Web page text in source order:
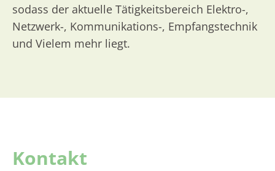
sodass der aktuelle Tätigkeitsbereich Elektro-,
Netzwerk-, Kommunikations-, Empfangstechnik
und Vielem mehr liegt.
Kontakt